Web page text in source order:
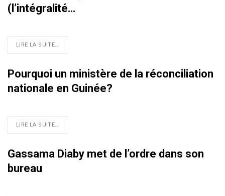
(l’intégralité…
LIRE LA SUITE...
Pourquoi un ministère de la réconciliation
nationale en Guinée?
LIRE LA SUITE...
Gassama Diaby met de l’ordre dans son
bureau